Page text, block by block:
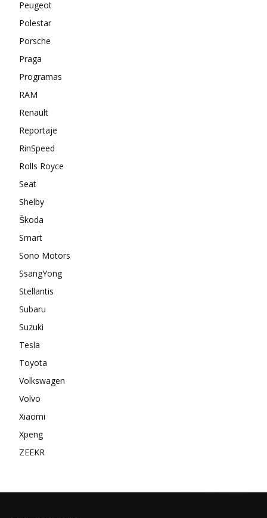
Peugeot
Polestar
Porsche
Praga
Programas
RAM
Renault
Reportaje
RinSpeed
Rolls Royce
Seat
Shelby
Škoda
Smart
Sono Motors
SsangYong
Stellantis
Subaru
Suzuki
Tesla
Toyota
Volkswagen
Volvo
Xiaomi
Xpeng
ZEEKR